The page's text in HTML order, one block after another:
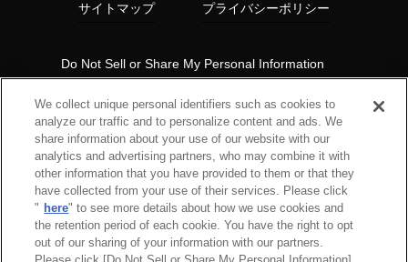
サイトマップ プライバシーポリシー
Do Not Sell or Share My Personal Information
Copyright© 1997 HKS Co., Ltd. all rights reserved.
We collect unique personal identifiers such as cookies to
analyze our traffic and to personalize content and ads. We
share information about your use of our website with our
analytics and advertising partners, who may combine it with
other information that you have provided to them or that they
have collected from your use of their services. Please click
" here" to see more details about how we use cookies and
the retention period of each cookie. You have the right to opt
out of our sharing of your information with our partners.